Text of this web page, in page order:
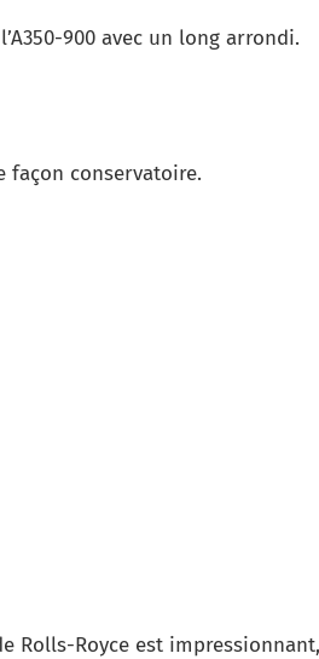
900 avec un long arrondi.
façon conservatoire.
Rolls-Royce est